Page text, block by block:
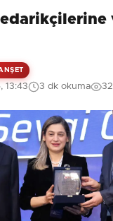
Güvenlik Sorusu:
10 + 4 = ?
Gönder
yapılmamış. İlk
13:43 3 dk okuma